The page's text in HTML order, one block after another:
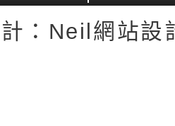
返回頂端
：Neil網站設